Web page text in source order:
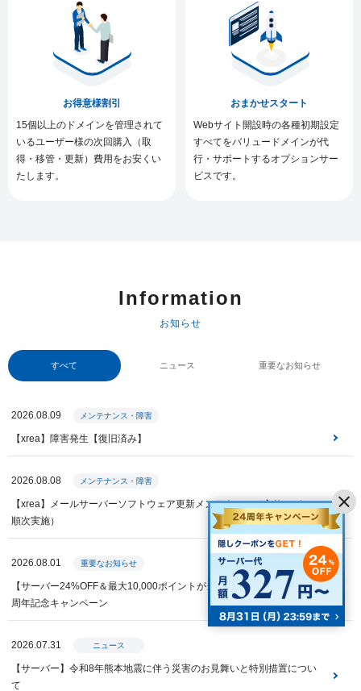
お得意様割引
15個以上のドメインを管理されて
いるユーザー様の次回購入（取
得・移管・更新）費用をお安くい
たします。
おまかせスタート
Webサイト開設時の各種初期設定
すべてをバリュードメインが代
行・サポートするオプションサー
ビスです。
Information
お知らせ
すべて ニュース 重要なお知らせ
2026.08.09 メンテナンス・障害
【xrea】障害発生【復旧済み】
2026.08.08 メンテナンス・障害
【xrea】メールサーバーソフトウェア更新メンテナンス（全サーバー・
順次実施）
2026.08.01 重要なお知らせ
【サーバー24%OFF＆最大10,000ポイントが当たる】Value Domain 24
周年記念キャンペーン
2026.07.31 ニュース
【サーバー】令和8年熊本地震に伴う災害のお見舞いと特別措置につい
て